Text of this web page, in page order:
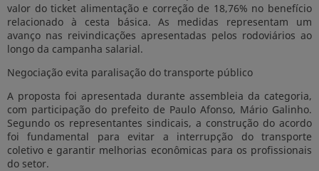
valor do ticket alimentação e correção de 18,76% no benefício
relacionado à cesta básica. As medidas representam um
avanço nas reivindicações apresentadas pelos rodoviários ao
longo da campanha salarial.
Negociação evita paralisação do transporte público
A proposta foi apresentada durante assembleia da categoria,
com participação do prefeito de Paulo Afonso, Mário Galinho.
Segundo os representantes sindicais, a construção do acordo
foi fundamental para evitar a interrupção do transporte
coletivo e garantir melhorias econômicas para os profissionais
do setor.